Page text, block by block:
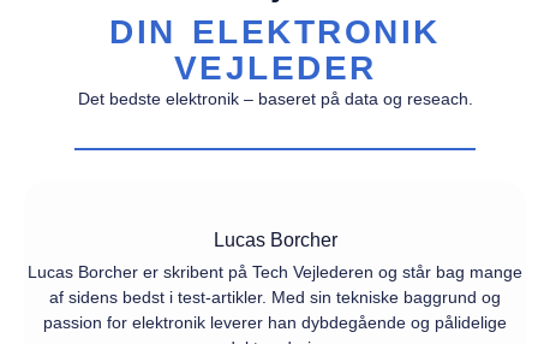
DIN ELEKTRONIK
VEJLEDER
Det bedste elektronik – baseret på data og reseach.
Lucas Borcher
Lucas Borcher er skribent på Tech Vejlederen og står bag mange
af sidens bedst i test-artikler. Med sin tekniske baggrund og
passion for elektronik leverer han dybdegående og pålidelige